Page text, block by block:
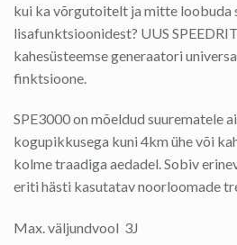
kui ka võrgutoitelt ja mitte loobuda
lisafunktsioonidest? UUS
kahesüsteemse generaatori
finktsioone.
SPE3000 on mõeldud suurematele
kogupikkusega kuni 4km ühe või
kolme traadiga aedadel. Sobiv
eriti hästi kasutatav noorloomade
Max. väljundvool 3J
JAH, PALUN